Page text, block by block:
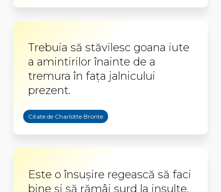
Trebuia să stăvilesc goana iute
a amintirilor înainte de a
tremura în faţa jalnicului
prezent.
Citate de Charlotte Bronte
Este o însuşire regească să faci
bine şi să rămâi surd la insulte.